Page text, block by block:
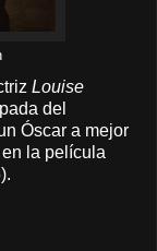
Louise
del
Óscar a mejor
la película